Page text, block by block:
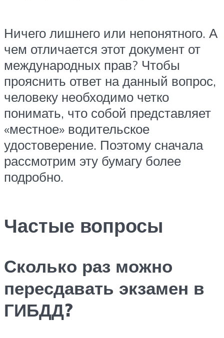
Ничего лишнего или непонятного. А
чем отличается этот документ от
международных прав? Чтобы
прояснить ответ на данный вопрос,
человеку необходимо четко
понимать, что собой представляет
«местное» водительское
удостоверение. Поэтому сначала
рассмотрим эту бумагу более
подробно.
Частые вопросы
Сколько раз можно
пересдавать экзамен в
ГИБДД?